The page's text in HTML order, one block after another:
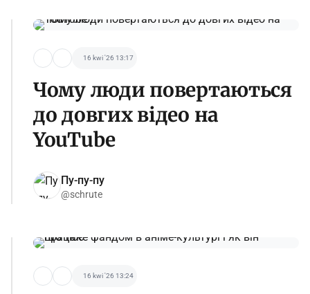
16 kwi '26 13:17
Чому люди повертаються
до довгих відео на
YouTube
Пу-пу-пу
@schrute
16 kwi '26 13:24